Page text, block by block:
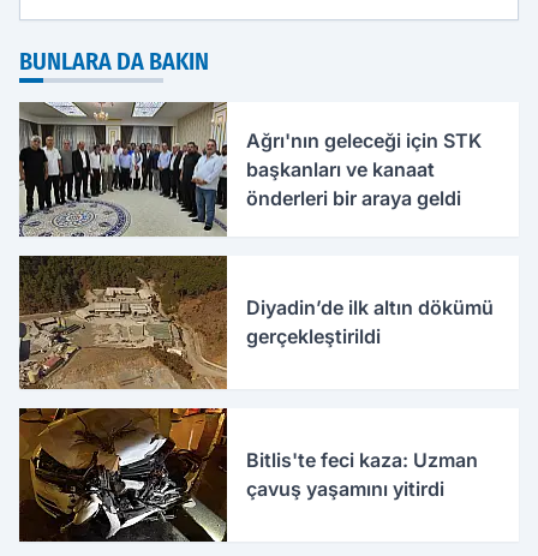
BUNLARA DA BAKIN
Ağrı'nın geleceği için STK
başkanları ve kanaat
önderleri bir araya geldi
Diyadin’de ilk altın dökümü
gerçekleştirildi
Bitlis'te feci kaza: Uzman
çavuş yaşamını yitirdi